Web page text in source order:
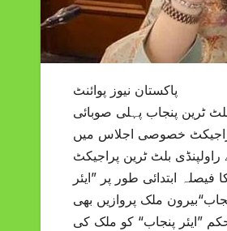
پاکستان نیوز پوائنٹ
ٹرین پنجاب پہلی صوبائی
خصوصی اجلاس میں
بلٹ ٹرین پراجیکٹ
ابتدائی طور پر ”ایئر
ملک پروازیں بھی
”ایئر پنجاب“ کو ملک کی